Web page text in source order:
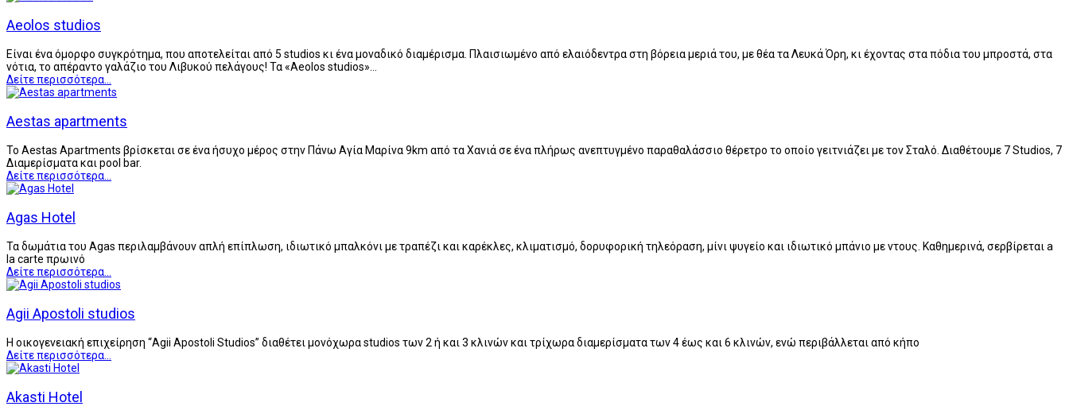
Aeolos studios
Είναι ένα όμορφο συγκρότημα, που αποτελείται από 5 studios κι ένα μοναδικό διαμέρισμα. Πλαισιωμένο από ελαιόδεντρα στη βόρεια μεριά του, με θέα τα Λευκά Όρη, κι έχοντας στα πόδια του μπροστά, στα
νότια, το απέραντο γαλάζιο του Λιβυκού πελάγους! Τα «Aeolos studios»…
Δείτε περισσότερα...
Aestas apartments
Το Aestas Apartments βρίσκεται σε ένα ήσυχο μέρος στην Πάνω Αγία Μαρίνα 9km από τα Χανιά σε ένα πλήρως ανεπτυγμένο παραθαλάσσιο θέρετρο το οποίο γειτνιάζει με τον Σταλό. Διαθέτουμε 7 Studios, 7
Διαμερίσματα και pool bar.
Δείτε περισσότερα...
Agas Hotel
Τα δωμάτια του Agas περιλαμβάνουν απλή επίπλωση, ιδιωτικό μπαλκόνι με τραπέζι και καρέκλες, κλιματισμό, δορυφορική τηλεόραση, μίνι ψυγείο και ιδιωτικό μπάνιο με ντους. Καθημερινά, σερβίρεται a
la carte πρωινό
Δείτε περισσότερα...
Agii Apostoli studios
Η οικογενειακή επιχείρηση “Agii Apostoli Studios” διαθέτει μονόχωρα studios των 2 ή και 3 κλινών και τρίχωρα διαμερίσματα των 4 έως και 6 κλινών, ενώ περιβάλλεται από κήπο
Δείτε περισσότερα...
Akasti Hotel